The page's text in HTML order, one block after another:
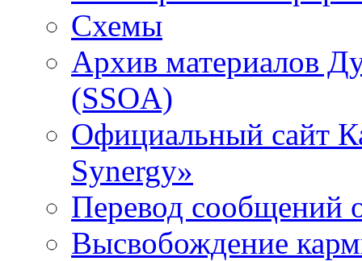
Схемы
Архив материалов
(SSOA)
Официальный сайт
Synergy»
Перевод сообщений
Высвобождение